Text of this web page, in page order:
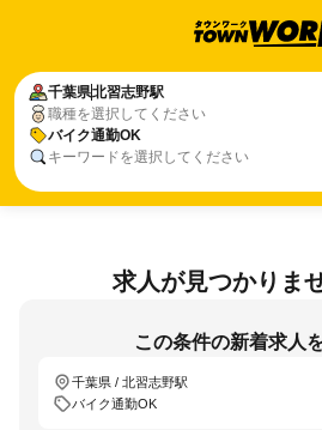
千葉県北習志野駅
職種を選択してください
バイク通勤OK
キーワードを選択してください
千葉県北習志野駅
バイク通勤OK
求人が見つかりま
この条件の新着求人
千葉県 / 北習志野駅
バイク通勤OK